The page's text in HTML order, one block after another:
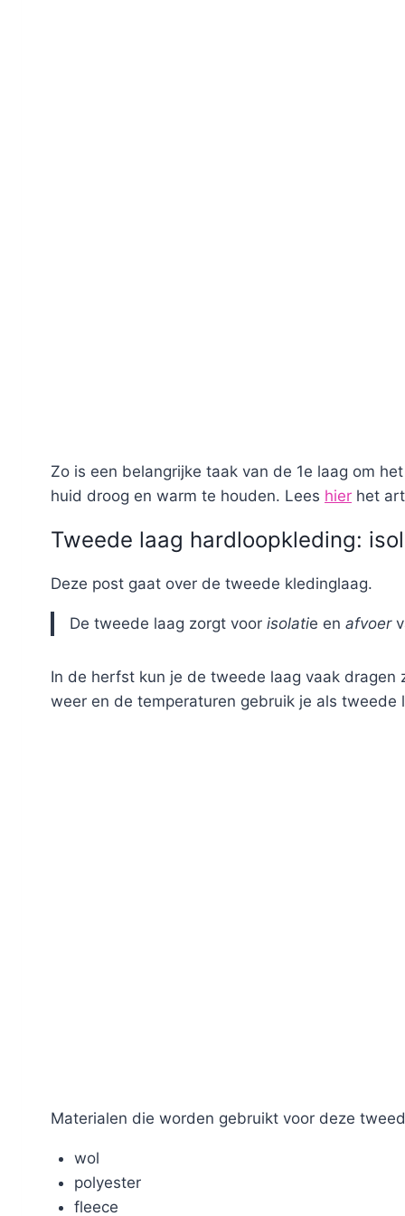
Zo is een belangrijke taak van de 1e laag om
huid droog en warm te houden. Lees hier het
Tweede laag hardloopkleding:
Deze post gaat over de tweede kledinglaag.
De tweede laag zorgt voor isolatie en afvoer
In de herfst kun je de tweede laag vaak
weer en de temperaturen gebruik je als tweede
Materialen die worden gebruikt voor deze
wol
polyester
fleece